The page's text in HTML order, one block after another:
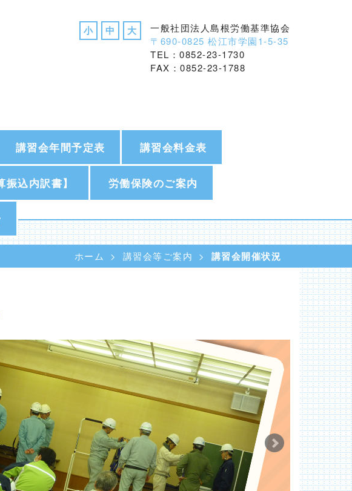
一般社団法人島根労働基準協会
〒690-0825 松江市学園1-5-35
TEL：0852-23-1730
FAX：0852-23-1788
小 中 大
講習会年間予定表 講習会料金表
込内訳書】 労働保険のご案内
ホーム 講習会等ご案内 講習会開催状況